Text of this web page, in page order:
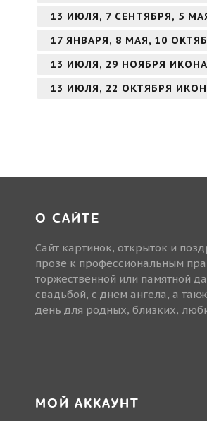
13 ИЮЛЯ, 7 СЕНТЯБРЯ, 5
17 ЯНВАРЯ, 8 МАЯ, 10
13 ИЮЛЯ, 29 НОЯБРЯ
13 ИЮЛЯ, 22 ОКТЯБРЯ
О САЙТЕ
Сайт картинок, открыток и
прозе к профессиональным
торжественной или памятной
свадьбой, с днем ангела, а
день для родных, близких,
МОЙ АККАУНТ